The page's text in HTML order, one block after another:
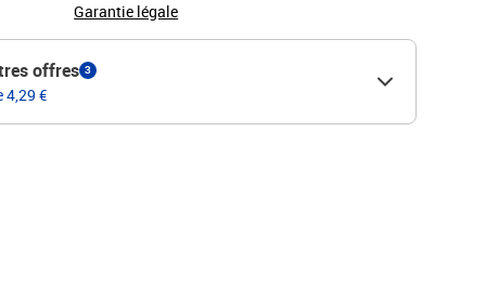
Garantie légale
offres 3
4,29 €